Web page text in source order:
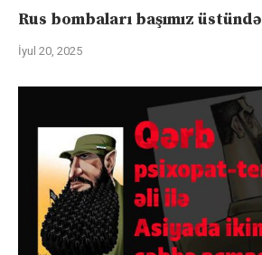
Rus bombaları başımız üstündə
İyul 20, 2025